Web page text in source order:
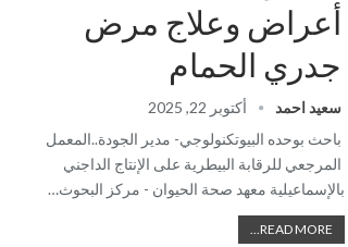
أعراض وعلاج مرض
جدري الحمام
سعيد احمد
أكتوبر 22, 2025
باحث بوحده البيوتكنولوجي- مدير الجودة..المعمل
المرجعي للرقابة البيطرية على الإنتاج الداجني
بالإسماعيلية معهد صحة الحيوان - مركز البحوث…
READ MORE...